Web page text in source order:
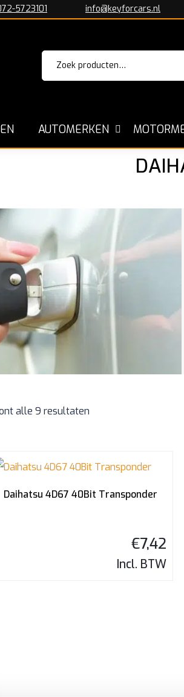
5723101 info@keyforcars.nl
Zoeken
naar:
AUTOMERKENSleutels voor alle
alle 9 resultaten
Daihatsu 4D67 40Bit Transponder
€7,42
Incl. BTW